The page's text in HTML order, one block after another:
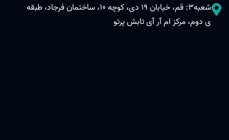
شعبه3: قم، خیابان 19 دی، کوچه 10، ساختمان فرجاد، طبقه
ی دوم، مرکز ام آر آی تابش پرتو